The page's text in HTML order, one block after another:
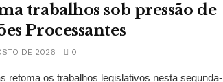
trabalhos sob pressão de
Processantes
DE 2026 0
retoma os trabalhos legislativos nesta segunda-